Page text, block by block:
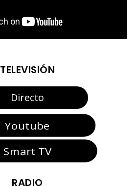
TELEVISIÓN
Directo
Youtube
Smart TV
RADIO